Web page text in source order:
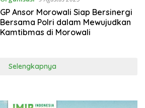
GP Ansor Morowali Siap Bersinergi
Bersama Polri dalam Mewujudkan
Kamtibmas di Morowali
Selengkapnya